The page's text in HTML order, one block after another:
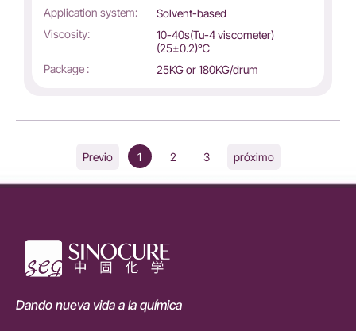
Application system:
Solvent-based
Viscosity:
10-40s(Tu-4 viscometer)
(25±0.2)℃
Package :
25KG or 180KG/drum
Previo 1 2 3 próximo
Dando nueva vida a la química